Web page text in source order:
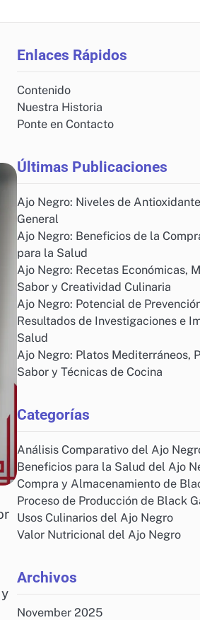
Enlaces Rápidos
Contenido
Nuestra Historia
Ponte en Contacto
Últimas Publicaciones
Ajo Negro: Niveles de
General
Ajo Negro: Beneficios de la
para la Salud
Ajo Negro: Recetas Económicas,
Sabor y Creatividad Culinaria
Ajo Negro: Potencial de
Resultados de Investigaciones e
Salud
Ajo Negro: Platos Mediterráneos,
Sabor y Técnicas de Cocina
Categorías
Análisis Comparativo del Ajo
Beneficios para la Salud del Ajo
Compra y Almacenamiento de
Proceso de Producción de Black
Usos Culinarios del Ajo Negro
Valor Nutricional del Ajo Negro
Archivos
November 2025